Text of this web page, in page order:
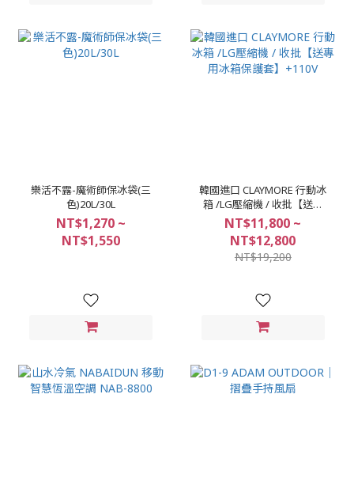
樂活不露-魔術師保冰袋(三
色)20L/30L
NT$1,270 ~
NT$1,550
韓國進口 CLAYMORE 行動冰
箱 /LG壓縮機 / 收批【送專
用冰箱保護套】+110V
NT$11,800 ~
NT$12,800
NT$19,200